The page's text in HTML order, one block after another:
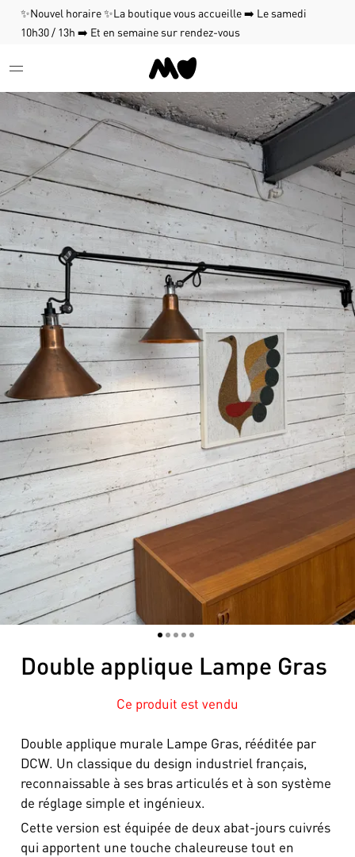
✨Nouvel horaire ✨La boutique vous accueille ➡️ Le samedi
10h30 / 13h ➡️ Et en semaine sur rendez-vous
12345
Double applique Lampe Gras
Ce produit est vendu
Double applique murale Lampe Gras, rééditée par
DCW. Un classique du design industriel français,
reconnaissable à ses bras articulés et à son système
de réglage simple et ingénieux.
Cette version est équipée de deux abat-jours cuivrés
qui apportent une touche chaleureuse tout en